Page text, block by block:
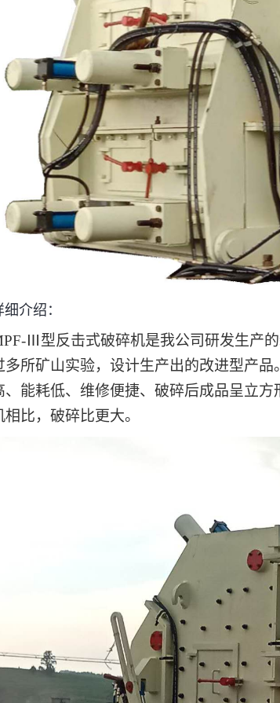
细介绍：
Ⅲ型反击式破碎机是我公司研发生产
多所矿山实验，设计生产出的改进型产
、能耗低、维修便捷、破碎后成品呈立
相比，破碎比更大。